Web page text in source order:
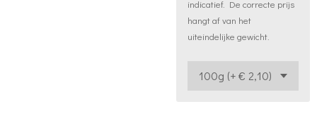
indicatief. De correcte prijs
hangt af van het
uiteindelijke gewicht.